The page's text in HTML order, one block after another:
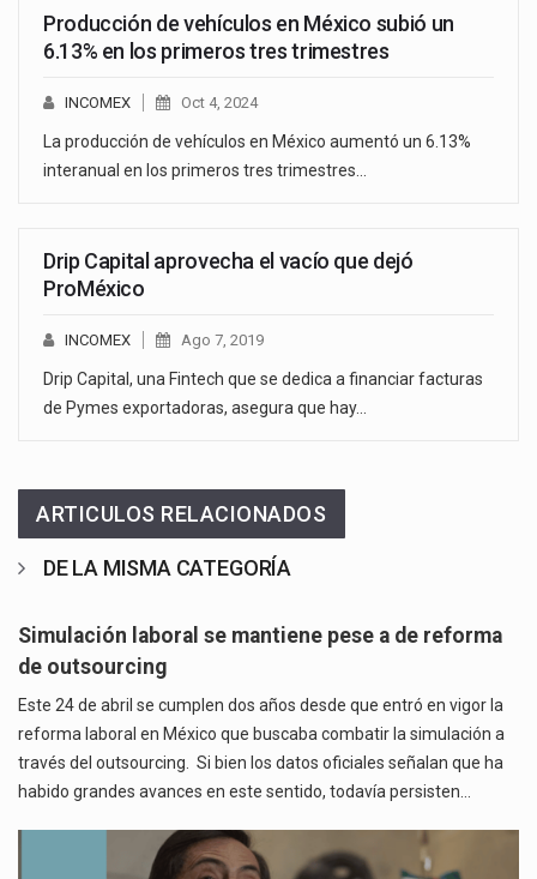
Producción de vehículos en México subió un
6.13% en los primeros tres trimestres
INCOMEX Oct 4, 2024
La producción de vehículos en México aumentó un 6.13%
interanual en los primeros tres trimestres…
Drip Capital aprovecha el vacío que dejó
ProMéxico
INCOMEX Ago 7, 2019
Drip Capital, una Fintech que se dedica a financiar facturas
de Pymes exportadoras, asegura que hay…
ARTICULOS RELACIONADOS
DE LA MISMA CATEGORÍA
Simulación laboral se mantiene pese a de reforma
de outsourcing
Este 24 de abril se cumplen dos años desde que entró en vigor la
reforma laboral en México que buscaba combatir la simulación a
través del outsourcing. Si bien los datos oficiales señalan que ha
habido grandes avances en este sentido, todavía persisten…